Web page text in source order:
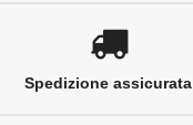
Spedizione assicurata